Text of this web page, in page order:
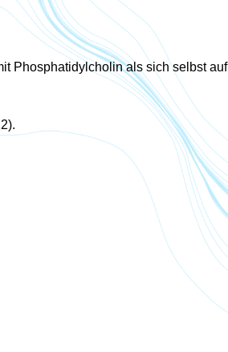
Phosphatidylcholin als sich selbst